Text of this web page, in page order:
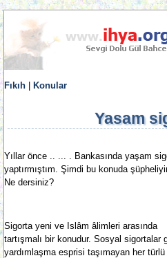
Fıkıh Konular
Yasam
Yıllar önce .. ... . Bankasında yaşam
yaptırmıştım. Şimdi bu konuda
Ne dersiniz?
Sigorta yeni ve Islâm âlimleri arasında
tartışmalı bir konudur. Sosyal sigortalar
yardımlaşma esprisi taşımayan her